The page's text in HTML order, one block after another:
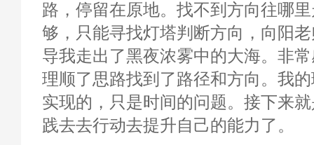
路，停留在原地。找不到方向往哪
够，只能寻找灯塔判断方向，向阳
导我走出了黑夜浓雾中的大海。非
理顺了思路找到了路径和方向。我
实现的，只是时间的问题。接下来
践去去行动去提升自己的能力了。